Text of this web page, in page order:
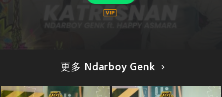
更多 Ndarboy Genk